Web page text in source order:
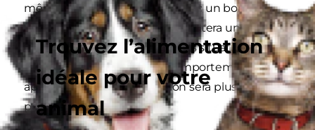
Trouvez l’alimentation
idéale pour votre
animal
même à un chien plus âgé. Avec un bon
apprentissage, votre chien adoptera un meilleur
comportement dans toutes les situations. En
pouvant compter sur son comportement
approprié, chaque interaction sera plus agréable
pour vous deux.